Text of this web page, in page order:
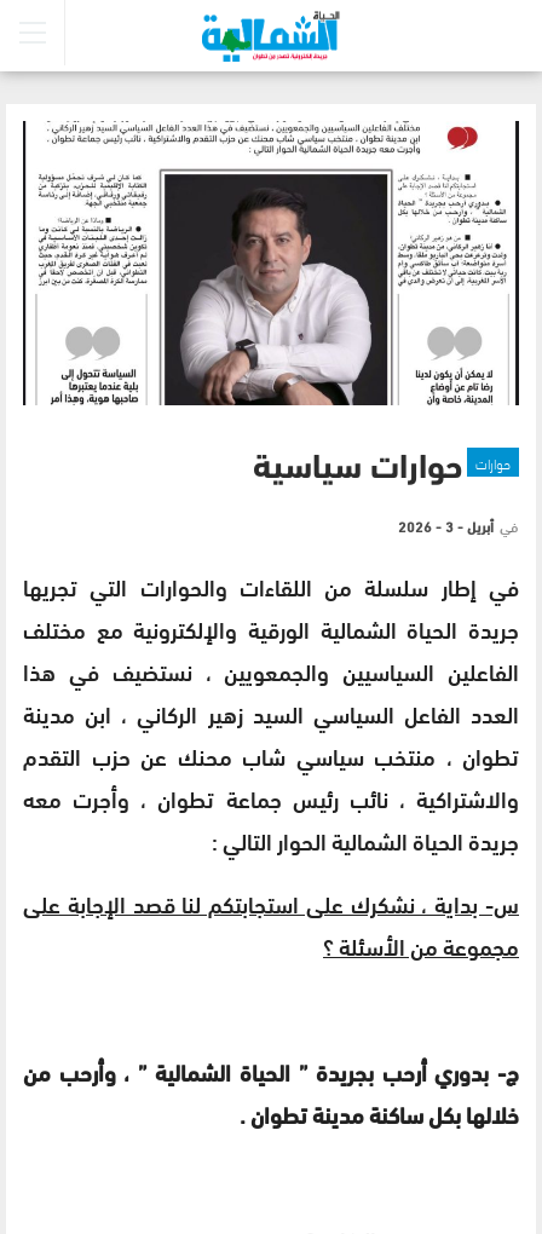
حوارات حوارات سياسية
في أبريل - 3 - 2026
في إطار سلسلة من اللقاءات والحوارات التي تجريها
جريدة الحياة الشمالية الورقية والإلكترونية مع مختلف
الفاعلين السياسيين والجمعويين ، نستضيف في هذا
العدد الفاعل السياسي السيد زهير الركاني ، ابن مدينة
تطوان ، منتخب سياسي شاب محنك عن حزب التقدم
والاشتراكية ، نائب رئيس جماعة تطوان ، وأجرت معه
جريدة الحياة الشمالية الحوار التالي :
س- بداية ، نشكرك على استجابتكم لنا قصد الإجابة على
مجموعة من الأسئلة ؟
ج- بدوري أرحب بجريدة ” الحياة الشمالية ” ، وأرحب من
خلالها بكل ساكنة مدينة تطوان .